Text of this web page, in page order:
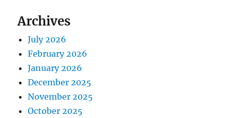
Archives
July 2026
February 2026
January 2026
December 2025
November 2025
October 2025